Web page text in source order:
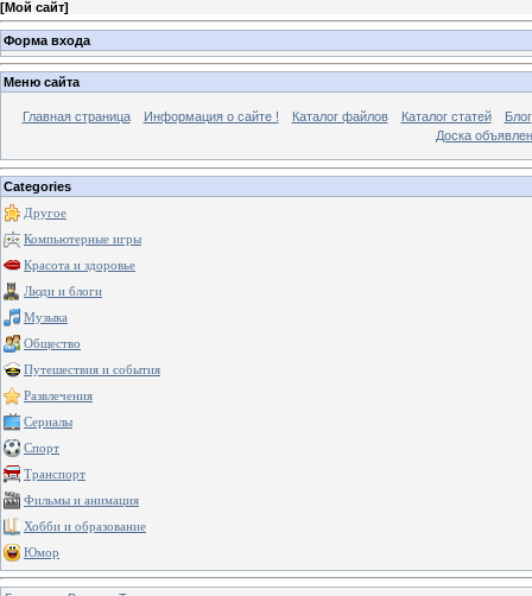
[Мой сайт]
Форма входа
Меню сайта
Главная страница Информация о сайте ! Каталог файлов Каталог статей
Блог
Доска
Categories
Другое
Компьютерные игры
Красота и здоровье
Люди и блоги
Музыка
Общество
Путешествия и события
Развлечения
Сериалы
Спорт
Транспорт
Фильмы и анимация
Хобби и образование
Юмор